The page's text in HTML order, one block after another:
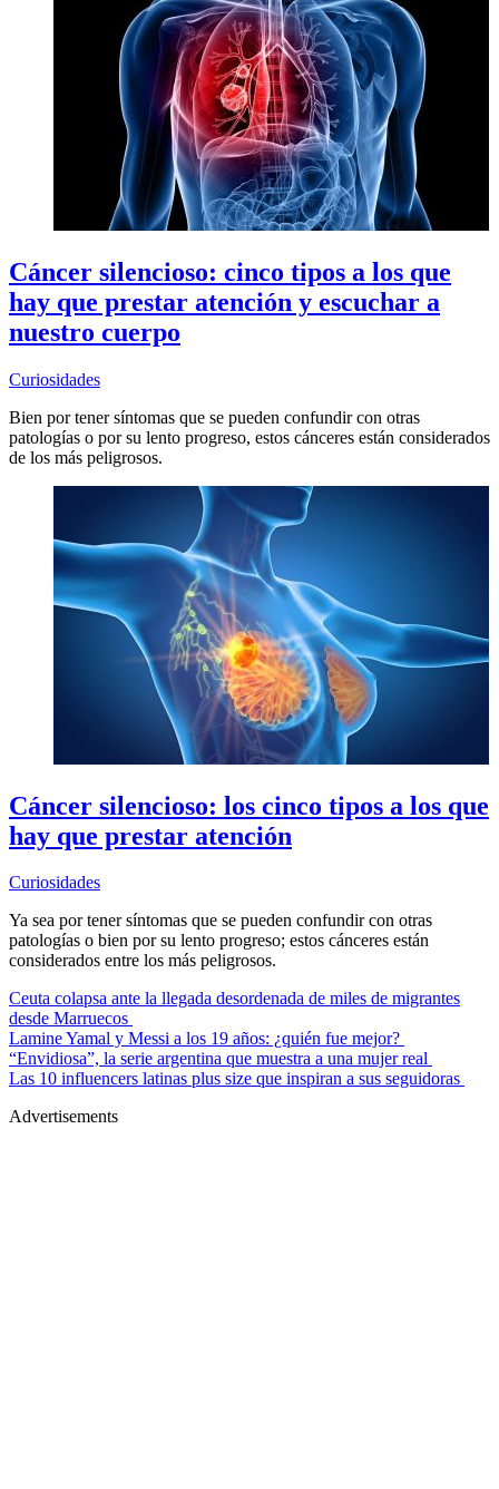
Cáncer silencioso: cinco tipos a los que
hay que prestar atención y escuchar a
nuestro cuerpo
Curiosidades
Bien por tener síntomas que se pueden confundir con otras
patologías o por su lento progreso, estos cánceres están considerados
de los más peligrosos.
Cáncer silencioso: los cinco tipos a los que
hay que prestar atención
Curiosidades
Ya sea por tener síntomas que se pueden confundir con otras
patologías o bien por su lento progreso; estos cánceres están
considerados entre los más peligrosos.
Ceuta colapsa ante la llegada desordenada de miles de migrantes
desde Marruecos
Lamine Yamal y Messi a los 19 años: ¿quién fue mejor?
“Envidiosa”, la serie argentina que muestra a una mujer real
Las 10 influencers latinas plus size que inspiran a sus seguidoras
Advertisements